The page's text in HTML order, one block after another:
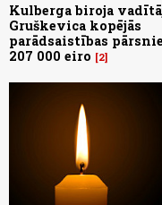
Kulberga biroja
Gruškevica kopējās
parādsaistības
207 000 eiro
2